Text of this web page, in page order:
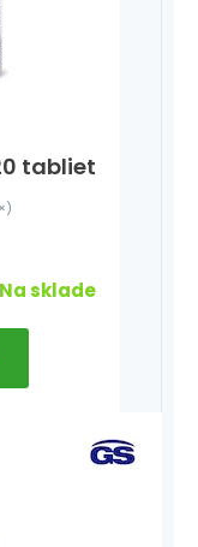
tabliet
Na sklade